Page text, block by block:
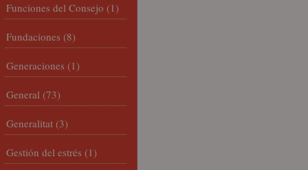
Funciones del Consejo (1)
Fundaciones (8)
Generaciones (1)
General (73)
Generalitat (3)
Gestión del estrés (1)